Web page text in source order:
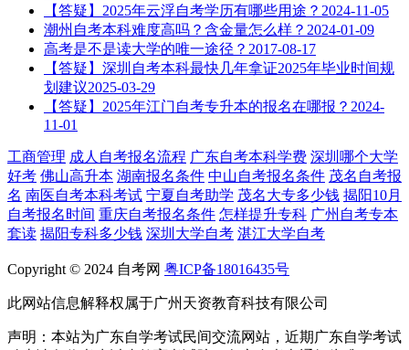
【答疑】2025年云浮自考学历有哪些用途？ 2024-11-05
潮州自考本科难度高吗？含金量怎么样？ 2024-01-09
高考是不是读大学的唯一途径？ 2017-08-17
【答疑】深圳自考本科最快几年拿证2025年毕业时间规
划建议2025-03-29
【答疑】2025年江门自考专升本的报名在哪报？ 2024-
11-01
工商管理 成人自考报名流程 广东自考本科学费 深圳哪个大学
好考 佛山高升本 湖南报名条件 中山自考报名条件 茂名自考报
名 南医自考本科考试 宁夏自考助学 茂名大专多少钱 揭阳10月
自考报名时间 重庆自考报名条件 怎样提升专科 广州自考专本
套读 揭阳专科多少钱 深圳大学自考 湛江大学自考
Copyright © 2024 自考网 粤ICP备18016435号
此网站信息解释权属于广州天资教育科技有限公司
声明：本站为广东自学考试民间交流网站，近期广东自学考试